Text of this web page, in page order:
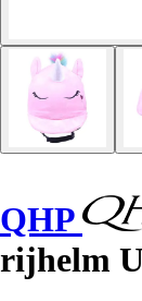
QHP
rijhelm